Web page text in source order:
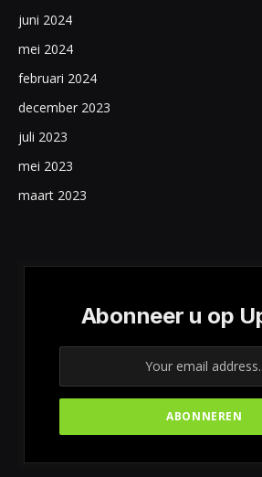
juni 2024
mei 2024
februari 2024
december 2023
juli 2023
mei 2023
maart 2023
Abonneer u op